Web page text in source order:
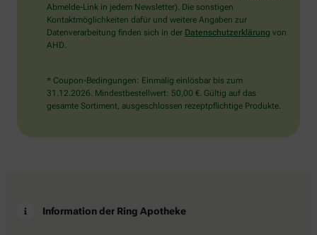
Abmelde-Link in jedem Newsletter). Die sonstigen
Kontaktmöglichkeiten dafür und weitere Angaben zur
Datenverarbeitung finden sich in der Datenschutzerklärung von
AHD.
* Coupon-Bedingungen: Einmalig einlösbar bis zum
31.12.2026. Mindestbestellwert: 50,00 €. Gültig auf das
gesamte Sortiment, ausgeschlossen rezeptpflichtige Produkte.
Information der Ring Apotheke